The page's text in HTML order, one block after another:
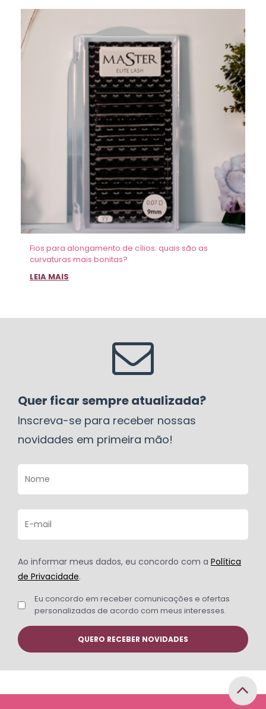
Fios para alongamento de cílios: quais são as
curvaturas mais bonitas?
LEIA MAIS
Quer ficar sempre atualizada?
Inscreva-se para receber nossas
novidades em primeira mão!
Ao informar meus dados, eu concordo com a Política
de Privacidade.
Eu concordo em receber comunicações e ofertas
personalizadas de acordo com meus interesses.